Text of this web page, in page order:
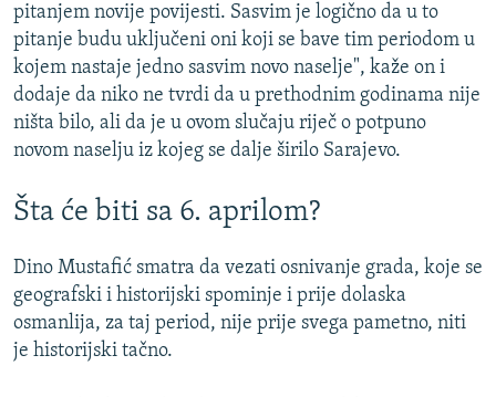
pitanjem novije povijesti. Sasvim je logično da u to
pitanje budu uključeni oni koji se bave tim periodom u
kojem nastaje jedno sasvim novo naselje", kaže on i
dodaje da niko ne tvrdi da u prethodnim godinama nije
ništa bilo, ali da je u ovom slučaju riječ o potpuno
novom naselju iz kojeg se dalje širilo Sarajevo.
Šta će biti sa 6. aprilom?
Dino Mustafić smatra da vezati osnivanje grada, koje se
geografski i historijski spominje i prije dolaska
osmanlija, za taj period, nije prije svega pametno, niti
je historijski tačno.